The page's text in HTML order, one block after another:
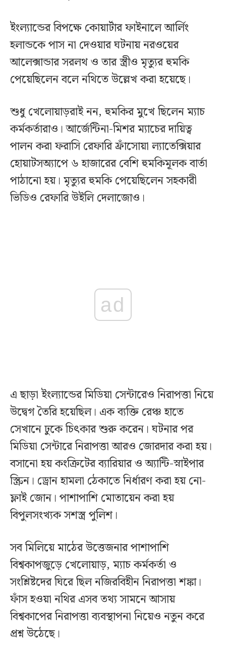
ইংল্যান্ডের বিপক্ষে কোয়ার্টার ফাইনালে আর্লিং
হলান্ডকে পাস না দেওয়ার ঘটনায় নরওয়ের
আলেক্সান্ডার সরলথ ও তার স্ত্রীও মৃত্যুর হুমকি
পেয়েছিলেন বলে নথিতে উল্লেখ করা হয়েছে।
শুধু খেলোয়াড়রাই নন, হুমকির মুখে ছিলেন ম্যাচ
কর্মকর্তারাও। আর্জেন্টিনা-মিশর ম্যাচের দায়িত্ব
পালন করা ফরাসি রেফারি ফ্রাঁসোয়া ল্যাতেক্সিয়ার
হোয়াটসঅ্যাপে ৬ হাজারের বেশি হুমকিমূলক বার্তা
পাঠানো হয়। মৃত্যুর হুমকি পেয়েছিলেন সহকারী
ভিডিও রেফারি উইলি দেলাজোও।
ad
এ ছাড়া ইংল্যান্ডের মিডিয়া সেন্টারেও নিরাপত্তা নিয়ে
উদ্বেগ তৈরি হয়েছিল। এক ব্যক্তি রেঞ্চ হাতে
সেখানে ঢুকে চিৎকার শুরু করেন। ঘটনার পর
মিডিয়া সেন্টারে নিরাপত্তা আরও জোরদার করা হয়।
বসানো হয় কংক্রিটের ব্যারিয়ার ও অ্যান্টি-স্নাইপার
স্ক্রিন। ড্রোন হামলা ঠেকাতে নির্ধারণ করা হয় নো-
ফ্লাই জোন। পাশাপাশি মোতায়েন করা হয়
বিপুলসংখ্যক সশস্ত্র পুলিশ।
সব মিলিয়ে মাঠের উত্তেজনার পাশাপাশি
বিশ্বকাপজুড়ে খেলোয়াড়, ম্যাচ কর্মকর্তা ও
সংশ্লিষ্টদের ঘিরে ছিল নজিরবিহীন নিরাপত্তা শঙ্কা।
ফাঁস হওয়া নথির এসব তথ্য সামনে আসায়
বিশ্বকাপের নিরাপত্তা ব্যবস্থাপনা নিয়েও নতুন করে
প্রশ্ন উঠেছে।